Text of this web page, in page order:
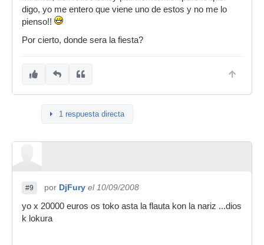
digo, yo me entero que viene uno de estos y no me lo
pienso!!
Por cierto, donde sera la fiesta?
1 respuesta directa
#9 por DjFury el 10/09/2008
yo x 20000 euros os toko asta la flauta kon la nariz ...dios
k lokura